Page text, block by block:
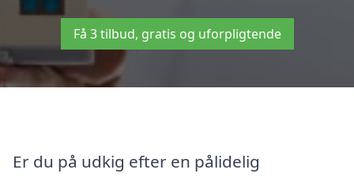
Få 3 tilbud, gratis og uforpligtende
Er du på udkig efter en pålidelig